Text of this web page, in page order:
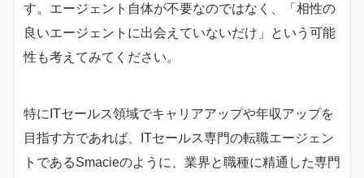
す。エージェント自体が不要なのではなく、「相性の
良いエージェントに出会えていないだけ」という可能
性も考えてみてください。
特にITセールス領域でキャリアアップや年収アップを
目指す方であれば、ITセールス専門の転職エージェン
トであるSmacieのように、業界と職種に精通した専門